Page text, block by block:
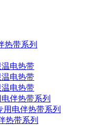
热带系列
电热带
电热带
电热带
伴热带系列
用电伴热带系列
热带系列